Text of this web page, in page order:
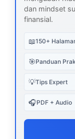
dan mindset
finansial.
📖150+
🎯Panduan
💡Tips Expert
🎧PDF + Audio